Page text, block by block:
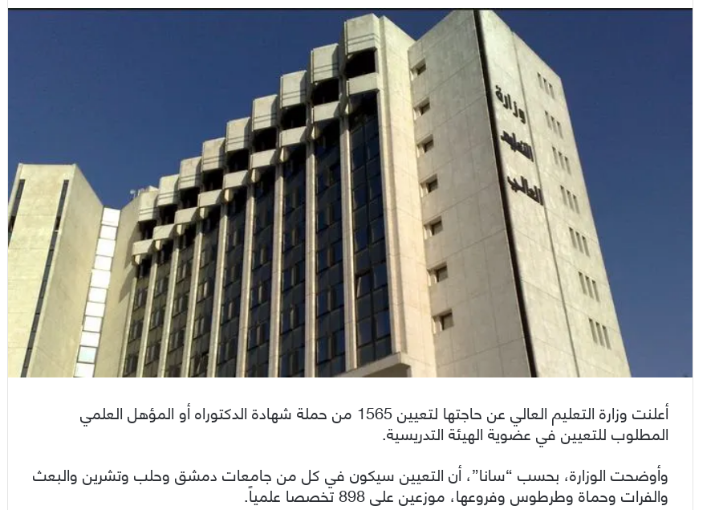
أعلنت وزارة التعليم العالي عن حاجتها لتعيين 1565 من حملة شهادة الدكتوراه أو المؤهل العلمي
المطلوب للتعيين في عضوية الهيئة التدريسية.
وأوضحت الوزارة، بحسب “سانا”، أن التعيين سيكون في كل من جامعات دمشق وحلب وتشرين والبعث
والفرات وحماة وطرطوس وفروعها، موزعين على 898 تخصصا علمياً.